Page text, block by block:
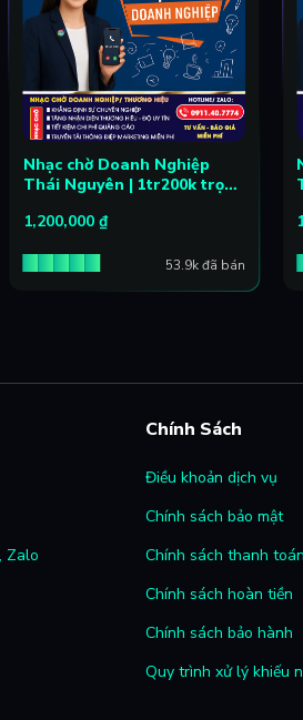
Nhạc chờ Doanh Nghiệp
Thái Nguyên | 1tr200k trọn
1,200,000 ₫
53.9k đã bán
Zalo
Chính Sách
Điều khoản dịch vụ
Chính sách bảo mật
Chính sách thanh toán
Chính sách hoàn tiền
Chính sách bảo hành
Quy trình xử lý khiếu